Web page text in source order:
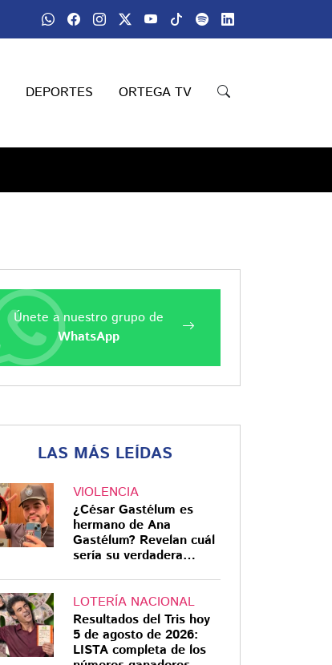
DEPORTES ORTEGA TV
Únete a nuestro grupo de
WhatsApp
LAS MÁS LEÍDAS
VIOLENCIA
¿César Gastélum es
hermano de Ana
Gastélum? Revelan cuál
sería su verdadera
LOTERÍA NACIONAL
Resultados del Tris hoy
5 de agosto de 2026:
LISTA completa de los